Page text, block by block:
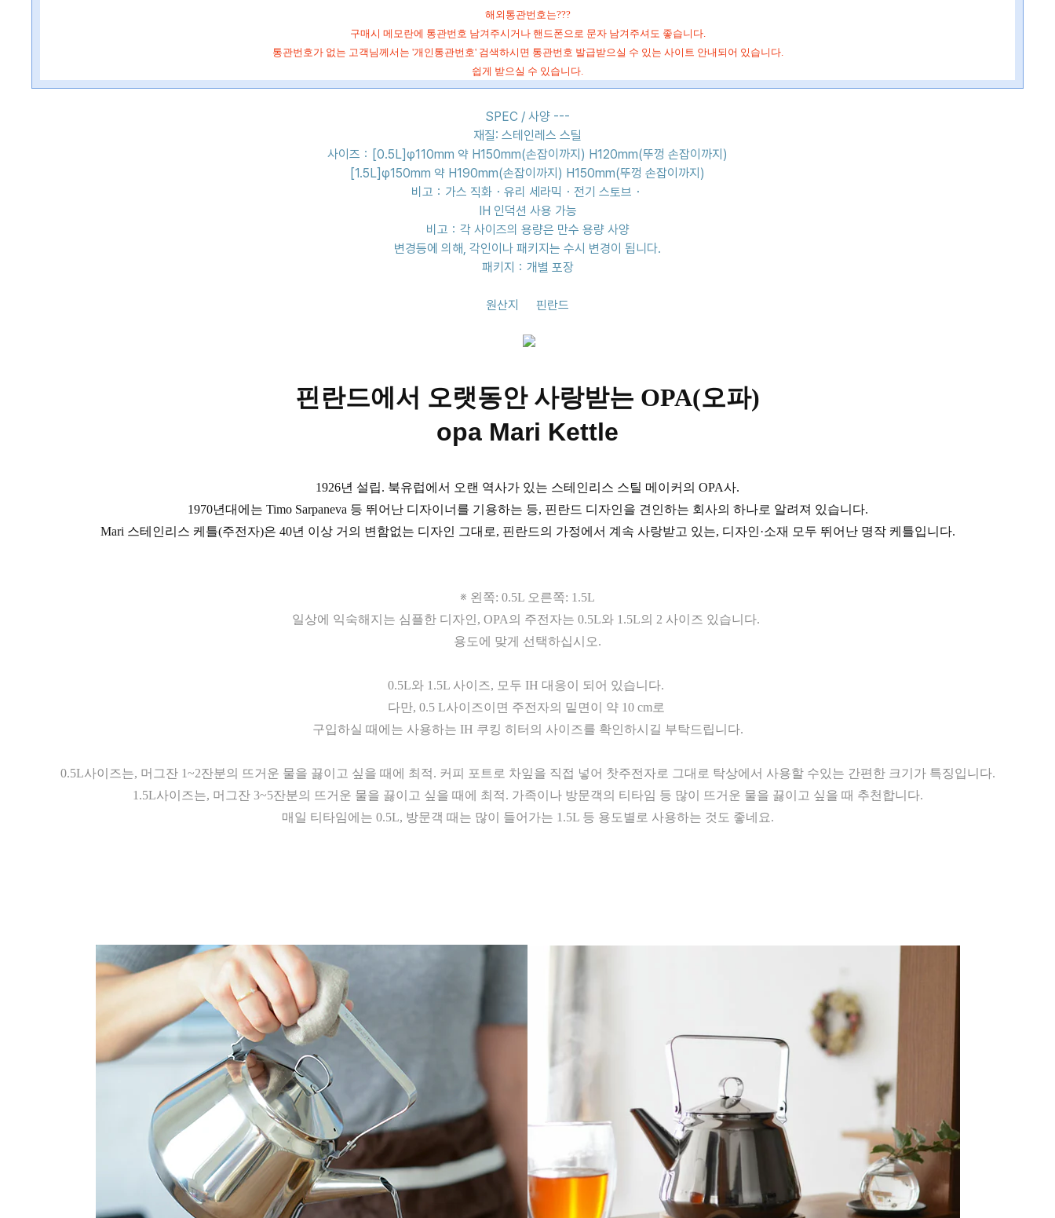
해외통관번호는???
구매시 메모란에 통관번호 남겨주시거나 핸드폰으로 문자 남겨주셔도 좋습니다.
통관번호가 없는 고객님께서는 '개인통관번호' 검색하시면 통관번호 발급받으실 수 있는 사이트 안내되어 있습니다.
쉽게 받으실 수 있습니다.
SPEC / 사양 ---
재질: 스테인레스 스틸
사이즈：[0.5L]φ110mm 약 H150mm(손잡이까지) H120mm(뚜껑 손잡이까지)
[1.5L]φ150mm 약 H190mm(손잡이까지) H150mm(뚜껑 손잡이까지)
비고：가스 직화・유리 세라믹・전기 스토브・
IH 인덕션 사용 가능
비고：각 사이즈의 용량은 만수 용량 사양
변경등에 의해, 각인이나 패키지는 수시 변경이 됩니다.
패키지：개별 포장
원산지 핀란드
핀란드에서 오랫동안 사랑받는 OPA(오파)
opa Mari Kettle
1926년 설립. 북유럽에서 오랜 역사가 있는 스테인리스 스틸 메이커의 OPA사.
1970년대에는 Timo Sarpaneva 등 뛰어난 디자이너를 기용하는 등, 핀란드 디자인을 견인하는 회사의 하나로 알려져 있습니다.
Mari 스테인리스 케틀(주전자)은 40년 이상 거의 변함없는 디자인 그대로, 핀란드의 가정에서 계속 사랑받고 있는, 디자인·소재 모두 뛰어난 명작 케틀입니다.
※ 왼쪽: 0.5L 오른쪽: 1.5L
일상에 익숙해지는 심플한 디자인, OPA의 주전자는 0.5L와 1.5L의 2 사이즈 있습니다.
용도에 맞게 선택하십시오.
0.5L와 1.5L 사이즈, 모두 IH 대응이 되어 있습니다.
다만, 0.5 L사이즈이면 주전자의 밑면이 약 10 cm로
구입하실 때에는 사용하는 IH 쿠킹 히터의 사이즈를 확인하시길 부탁드립니다.
0.5L사이즈는, 머그잔 1~2잔분의 뜨거운 물을 끓이고 싶을 때에 최적. 커피 포트로 차잎을 직접 넣어 찻주전자로 그대로 탁상에서 사용할 수있는 간편한 크기가 특징입니다.
1.5L사이즈는, 머그잔 3~5잔분의 뜨거운 물을 끓이고 싶을 때에 최적. 가족이나 방문객의 티타임 등 많이 뜨거운 물을 끓이고 싶을 때 추천합니다.
매일 티타임에는 0.5L, 방문객 때는 많이 들어가는 1.5L 등 용도별로 사용하는 것도 좋네요.